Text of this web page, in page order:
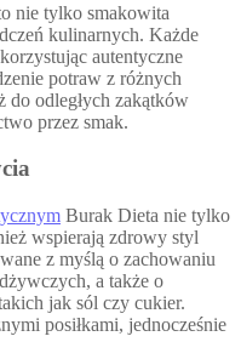
nie tylko smakowita
kulinarnych. Każde
autentyczne
potraw z różnych
do odległych zakątków
przez smak.
Burak Dieta nie tylko
wspierają zdrowy styl
z myślą o zachowaniu
a także o
jak sól czy cukier.
posiłkami, jednocześnie